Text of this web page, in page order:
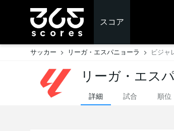
スコア
サッカー リーガ・エスパニョーラ ビジャ
リーガ・エス
詳細 試合 順位